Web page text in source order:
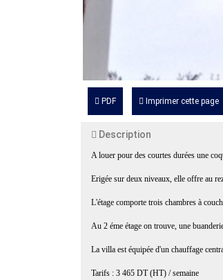
PDF Imprimer cette page
Description
A louer pour des courtes durées une
Erigée sur deux niveaux, elle offre au
L'étage comporte trois chambres à
Au 2 éme étage on trouve, une
La villa est équipée d'un chauffage
Tarifs : 3 465 DT (HT) / semaine